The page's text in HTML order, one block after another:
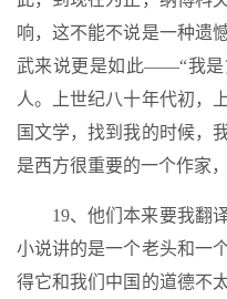
响，这不能不说是一种遗
武来说更是如此——“我是
人。上世纪八十年代初，
国文学，找到我的时候，
是西方很重要的一个作家，
19、他们本来要我翻
小说讲的是一个老头和一
得它和我们中国的道德不